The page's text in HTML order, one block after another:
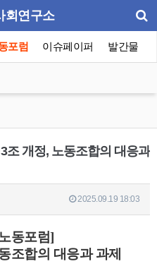
회연구소
포럼 이슈페이퍼 발간물
조 개정, 노동조합의 대응과
2025.09.19 18:03
동포럼]
조합의 대응과 과제